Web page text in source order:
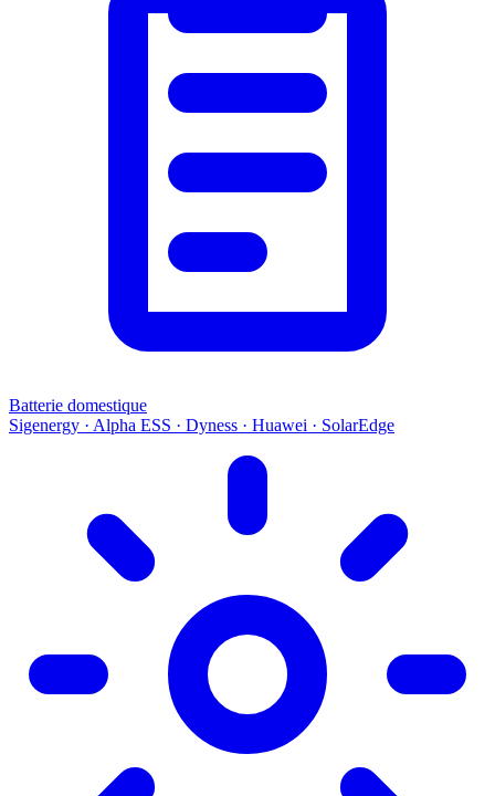
Batterie domestique
Sigenergy · Alpha ESS · Dyness · Huawei · SolarEdge